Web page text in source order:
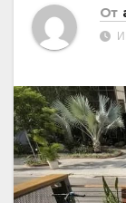
От